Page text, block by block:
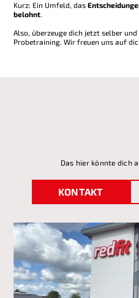
Kurz: Ein Umfeld, das
belohnt.
Also, überzeuge dich jetzt selber
Probetraining. Wir freuen uns auf
Das hier könnte dich
KONTAKT